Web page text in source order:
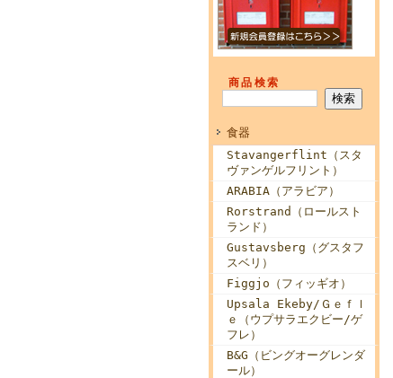
商品検索
食器
Stavangerflint（スタ
ヴァンゲルフリント）
ARABIA（アラビア）
Rorstrand（ロールスト
ランド）
Gustavsberg（グスタフ
スベリ）
Figgjo（フィッギオ）
Upsala Ekeby/Ｇｅｆｌ
ｅ（ウプサラエクビー/ゲ
フレ）
B&G（ビングオーグレンダ
ール）